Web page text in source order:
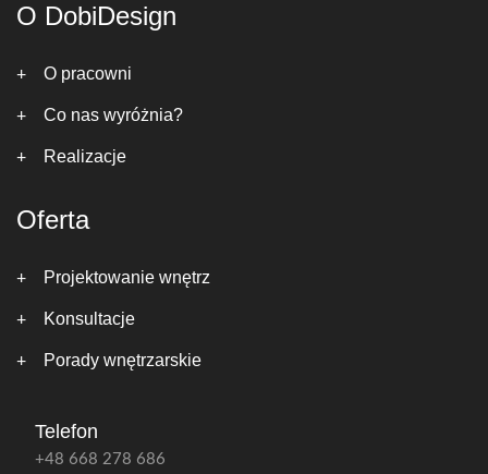
O DobiDesign
O pracowni
Co nas wyróżnia?
Realizacje
Oferta
Projektowanie wnętrz
Konsultacje
Porady wnętrzarskie
Telefon
+48 668 278 686